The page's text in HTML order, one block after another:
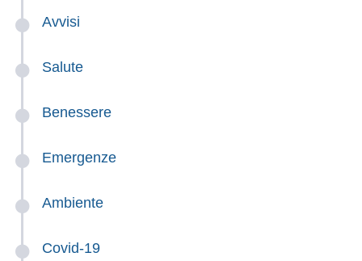
Avvisi
Salute
Benessere
Emergenze
Ambiente
Covid-19